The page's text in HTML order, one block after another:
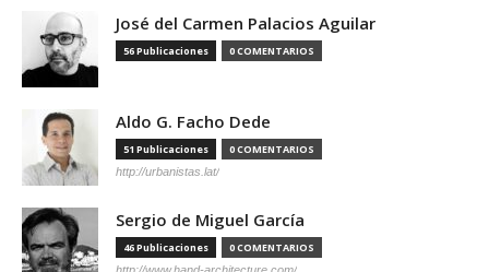
José del Carmen Palacios Aguilar
56 Publicaciones 0 COMENTARIOS
Aldo G. Facho Dede
51 Publicaciones 0 COMENTARIOS
http://urbanistas.lat/
Sergio de Miguel García
46 Publicaciones 0 COMENTARIOS